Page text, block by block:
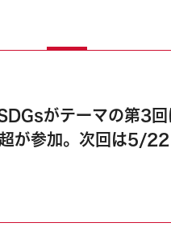
がテーマの第3回
が参加。次回は5/22